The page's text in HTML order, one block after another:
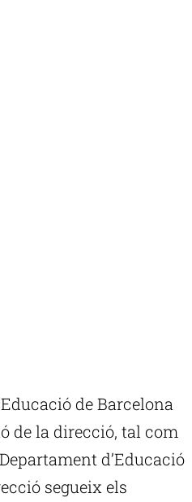
de Barcelona
de la direcció, tal com
d’Educació
segueix els